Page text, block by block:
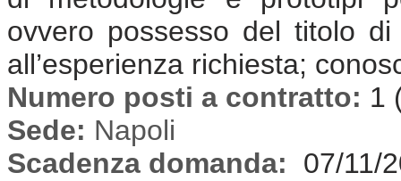
ovvero possesso del titolo
all’esperienza richiesta;
Numero posti a contratto: 1
Sede: Napoli
Scadenza domanda:
07/11/